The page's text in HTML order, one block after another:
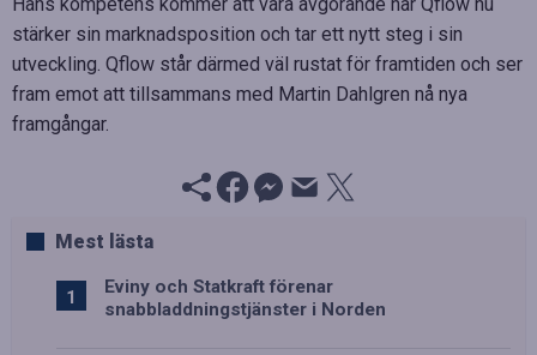
stärker sin marknadsposition och tar ett nytt steg i sin
utveckling. Qflow står därmed väl rustat för framtiden och ser
fram emot att tillsammans med Martin Dahlgren nå nya
framgångar.
Mest lästa
Eviny och Statkraft förenar
snabbladdningstjänster i Norden